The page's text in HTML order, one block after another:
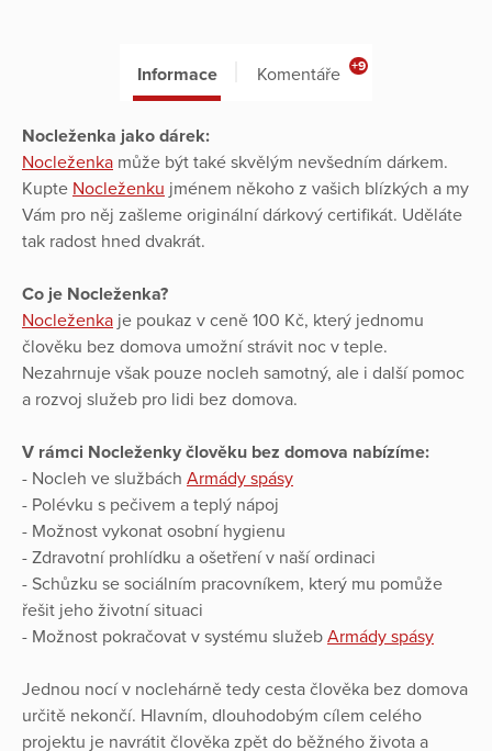
Informace Komentáře +9
Nocleženka jako dárek:
Nocleženka může být také skvělým nevšedním dárkem.
Kupte Nocleženku jménem někoho z vašich blízkých a my
Vám pro něj zašleme originální dárkový certifikát. Uděláte
tak radost hned dvakrát.
Co je Nocleženka?
Nocleženka je poukaz v ceně 100 Kč, který jednomu
člověku bez domova umožní strávit noc v teple.
Nezahrnuje však pouze nocleh samotný, ale i další pomoc
a rozvoj služeb pro lidi bez domova.
V rámci Nocleženky člověku bez domova nabízíme:
- Nocleh ve službách Armády spásy
- Polévku s pečivem a teplý nápoj
- Možnost vykonat osobní hygienu
- Zdravotní prohlídku a ošetření v naší ordinaci
- Schůzku se sociálním pracovníkem, který mu pomůže
řešit jeho životní situaci
- Možnost pokračovat v systému služeb Armády spásy
Jednou nocí v noclehárně tedy cesta člověka bez domova
určitě nekončí. Hlavním, dlouhodobým cílem celého
projektu je navrátit člověka zpět do běžného života a